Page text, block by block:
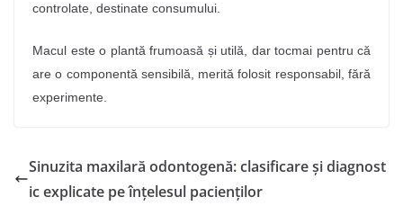
controlate, destinate consumului.
Macul este o plantă frumoasă și utilă, dar tocmai pentru că
are o componentă sensibilă, merită folosit responsabil, fără
experimente.
Sinuzita maxilară odontogenă: clasificare și diagnost
ic explicate pe înțelesul pacienților